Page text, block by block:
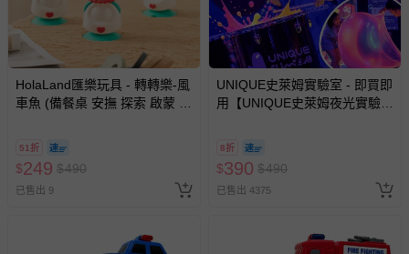
HolaLand匯樂玩具 - 轉轉樂-風
車魚 (備餐桌 安撫 探索 啟蒙 寶
51折
$249 $490
已售出 9
UNIQUE史萊姆實驗室 - 即買即
用【UNIQUE史萊姆夜光實驗室
人小孩均一價(3歲以上需購票))
8折
$390 $490
已售出 4375